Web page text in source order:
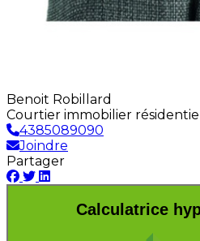
Benoit Robillard
Courtier immobilier
4385089090
Joindre
Partager
Calculatrice